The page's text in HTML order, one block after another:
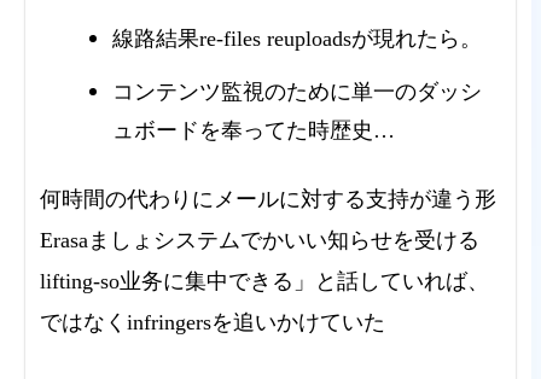
線路結果re-files reuploadsが現れたら。
コンテンツ監視のために単一のダッシ
ュボードを奉ってた時歴史…
何時間の代わりにメールに対する支持が違う形
Erasaましょシステムでかいい知らせを受ける
lifting-so业务に集中できる」と話していれば、
ではなくinfringersを追いかけていた